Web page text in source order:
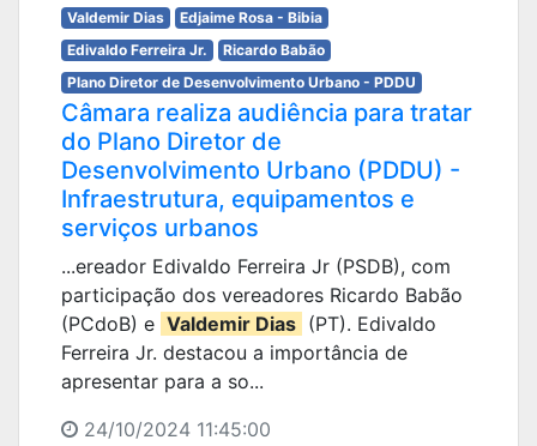
Valdemir Dias
Edjaime Rosa - Bibia
Edivaldo Ferreira Jr.
Ricardo Babão
Plano Diretor de Desenvolvimento Urbano - PDDU
Câmara realiza audiência para tratar
do Plano Diretor de
Desenvolvimento Urbano (PDDU) -
Infraestrutura, equipamentos e
serviços urbanos
...ereador Edivaldo Ferreira Jr (PSDB), com
participação dos vereadores Ricardo Babão
(PCdoB) e Valdemir Dias (PT). Edivaldo
Ferreira Jr. destacou a importância de
apresentar para a so...
24/10/2024 11:45:00